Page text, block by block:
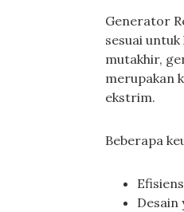
Generator
sesuai
mutakhir,
merupakan
ekstrim.
Beberapa
Desain